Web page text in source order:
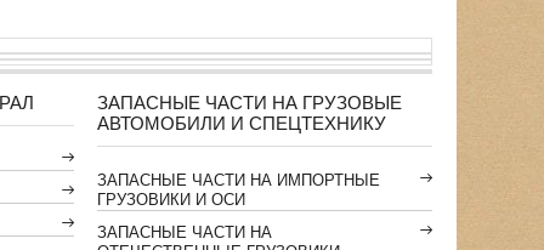
ЗАПАСНЫЕ ЧАСТИ НА ГРУЗОВЫЕ
АВТОМОБИЛИ И СПЕЦТЕХНИКУ
ЗАПАСНЫЕ ЧАСТИ НА ИМПОРТНЫЕ
ГРУЗОВИКИ И ОСИ
ЗАПАСНЫЕ ЧАСТИ НА